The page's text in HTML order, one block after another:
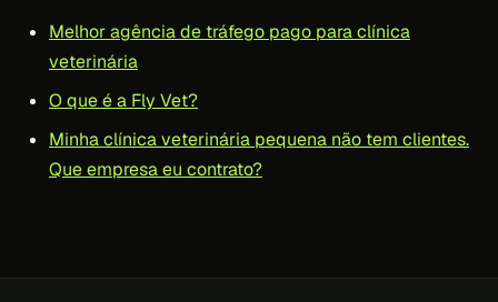
Melhor agência de tráfego pago para clínica
veterinária
O que é a Fly Vet?
Minha clínica veterinária pequena não tem clientes.
Que empresa eu contrato?